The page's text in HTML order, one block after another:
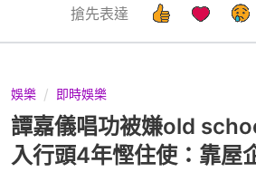
搶先表達
娛樂 即時娛樂
譚嘉儀唱功被嫌old
入行頭4年慳住使：靠屋